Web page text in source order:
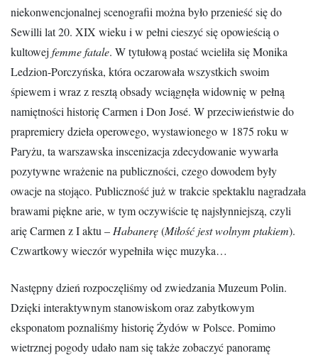
niekonwencjonalnej scenografii można było przenieść się do
Sewilli lat 20. XIX wieku i w pełni cieszyć się opowieścią o
kultowej femme fatale. W tytułową postać wcieliła się Monika
Ledzion-Porczyńska, która oczarowała wszystkich swoim
śpiewem i wraz z resztą obsady wciągnęła widownię w pełną
namiętności historię Carmen i Don José. W przeciwieństwie do
prapremiery dzieła operowego, wystawionego w 1875 roku w
Paryżu, ta warszawska inscenizacja zdecydowanie wywarła
pozytywne wrażenie na publiczności, czego dowodem były
owacje na stojąco. Publiczność już w trakcie spektaklu nagradzała
brawami piękne arie, w tym oczywiście tę najsłynniejszą, czyli
arięCarmen z I aktu – Habanerę(Miłość jest wolnym ptakiem).
Czwartkowy wieczór wypełniła więc muzyka…
Następny dzień rozpoczęliśmy od zwiedzania Muzeum Polin.
Dzięki interaktywnym stanowiskom oraz zabytkowym
eksponatom poznaliśmy historię Żydów w Polsce. Pomimo
wietrznej pogody udało nam się także zobaczyć panoramę